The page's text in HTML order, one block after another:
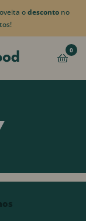
odesconto no
0